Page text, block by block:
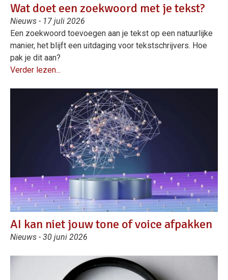
Wat doet een zoekwoord met je tekst?
Nieuws - 17 juli 2026
Een zoekwoord toevoegen aan je tekst op een natuurlijke
manier, het blijft een uitdaging voor tekstschrijvers. Hoe
pak je dit aan?
Verder lezen...
AI kan niet jouw tone of voice afpakken
Nieuws - 30 juni 2026